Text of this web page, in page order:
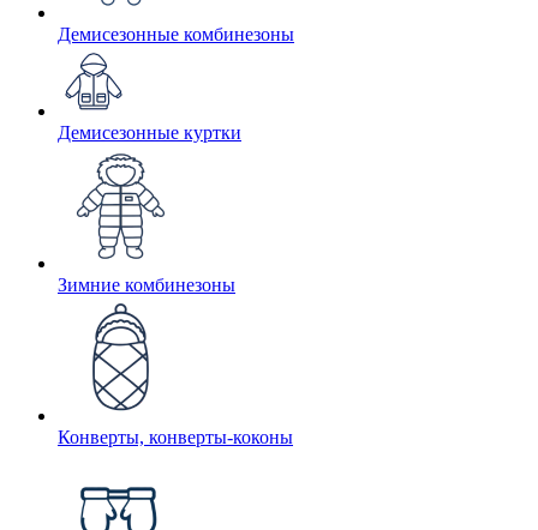
Демисезонные комбинезоны
Демисезонные куртки
Зимние комбинезоны
Конверты, конверты-коконы